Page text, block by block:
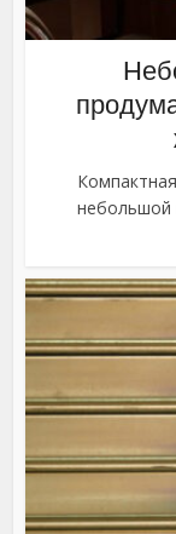
небольшой